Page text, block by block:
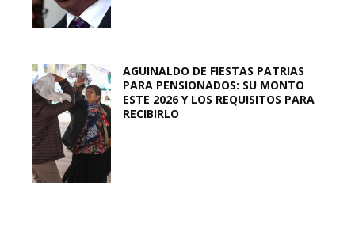
AGUINALDO DE FIESTAS PATRIAS
PARA PENSIONADOS: SU MONTO
ESTE 2026 Y LOS REQUISITOS PARA
RECIBIRLO